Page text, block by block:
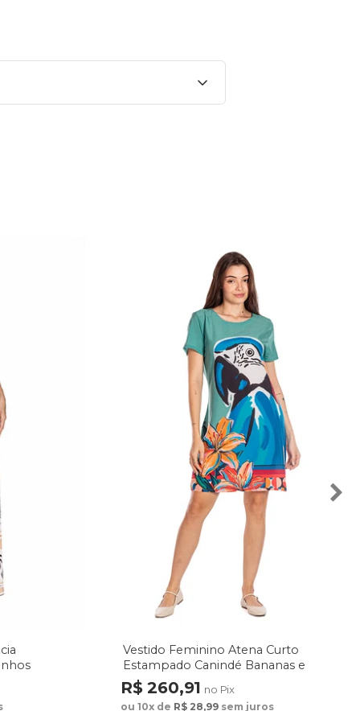
Vestido Feminino Atena Curto
Estampado Canindé Bananas e
Lírio
R$ 260,91 no Pix
ou 10x de R$ 28,99 sem juros